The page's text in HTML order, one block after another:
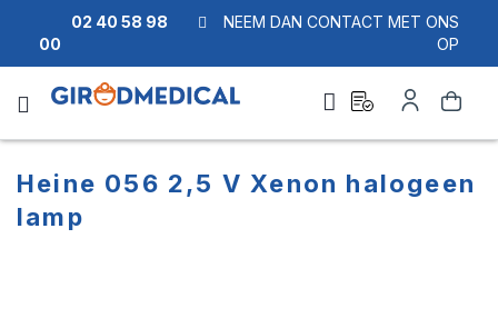
02 40 58 98
00
NEEM DAN CONTACT MET ONS
OP
Zoek
quote
Heine 056 2,5 V Xenon halogeen
lamp